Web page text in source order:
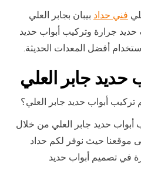
فني حداد بيبان بجابر العلي
حديد جرارة وتركيب أبواب حديد
أفضل المعدات الحديثة.
حديد جابر العلي
أبواب حديد جابر العلي؟
حديد جابر العلي من خلال
موقعنا حيث نوفر لكم حداد
في تصميم أبواب حديد